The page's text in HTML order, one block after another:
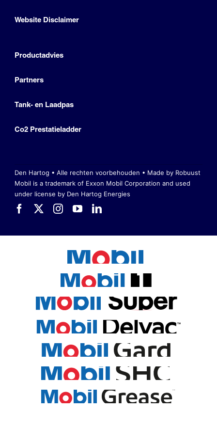
Website Disclaimer
Productadvies
Partners
Tank- en Laadpas
Co2 Prestatieladder
Den Hartog • Alle rechten voorbehouden • Made by Robuust
Mobil is a trademark of Exxon Mobil Corporation and used
under license by Den Hartog Energies